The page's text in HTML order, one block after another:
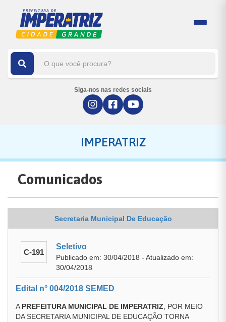
Siga-nos nas redes sociais
IMPERATRIZ
Comunicados
Secretaria Municipal De Educação
C-191
Seletivo
Publicado em: 30/04/2018 - Atualizado em:
30/04/2018
Edital n° 004/2018 SEMED
A PREFEITURA MUNICIPAL DE IMPERATRIZ , POR MEIO
DA SECRETARIA MUNICIPAL DE EDUCAÇÃO TORNA